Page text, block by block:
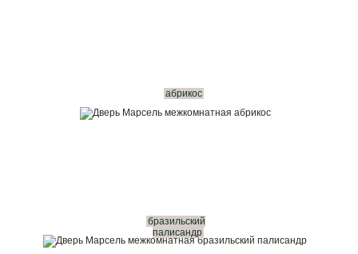
абрикос
бразильский
палисандр